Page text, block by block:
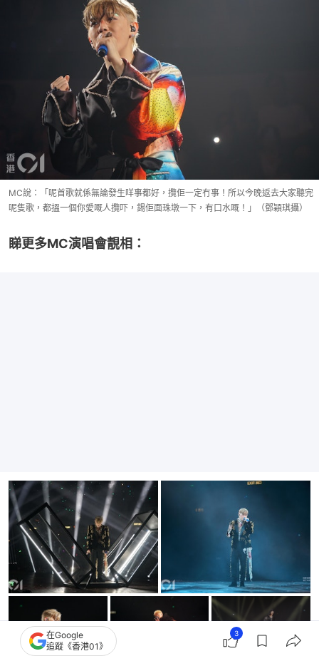
MC說：「呢首歌就係無論發生咩事都好，攬佢一定冇事！所以今晚返去大家聽完
呢隻歌，都搵一個你愛嘅人攬吓，錫佢面珠墩一下，有口水嘅！」（鄧穎琪攝）
睇更多MC演唱會靚相：
10
在Google
追蹤《香港01》
3